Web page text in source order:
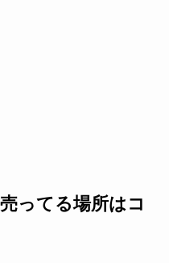
ってる場所はコ